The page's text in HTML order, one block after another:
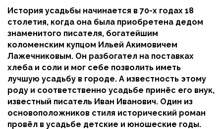
История усадьбы начинается в 70-х годах 18
столетия, когда она была приобретена дедом
знаменитого писателя, богатейшим
коломенским купцом Ильей Акимовичем
Лажечниковым. Он разбогател на поставках
хлеба и соли и мог себе позволить иметь
лучшую усадьбу в городе. А известность этому
роду и соответственно усадьбе принёс его внук,
известный писатель Иван Иванович. Один из
основоположников стиля исторический роман
провёл в усадьбе детские и юношеские годы.